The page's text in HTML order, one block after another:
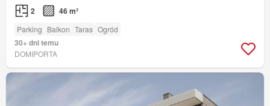
2 46 m²
Parking Balkon Taras Ogród
30+ dni temu
DOMIPORTA